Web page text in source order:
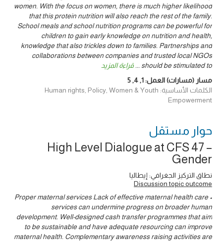
women. With the focus on women, there is much higher likelihood
that this protein nutrition will also reach the rest of the family.
School meals and school nutrition programs can be powerful for
children to gain early knowledge on nutrition and health,
knowledge that also trickles down to families. Partnerships and
collaborations between companies and trusted local NGOs
should be stimulated to
... قراءة المزيد
مسار (مسارات) العمل:1
,
4
,
5
الكلمات الأساسية: Human rights, Policy, Women & Youth
Empowerment
حوار ‎مستقل
High Level Dialogue at CFS 47 –
Gender
نطاق التركيز الجغرافي: إيطاليا
Discussion topic outcome
• Proper maternal services Lack of effective maternal health care
services can undermine progress on broader human
development. Well-designed cash transfer programmes that aim
to be sustainable and have adequate resourcing can improve
maternal health. Complementary awareness raising activities are